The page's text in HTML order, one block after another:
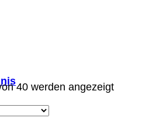
40 werden angezeigt